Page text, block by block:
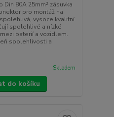
Din 80A 25mm² zásuvka
pro montáž na
vysoce kvalitní
spolehlivé a nízké
baterií a vozidlem.
spolehlivosti a
Skladem
do košíku